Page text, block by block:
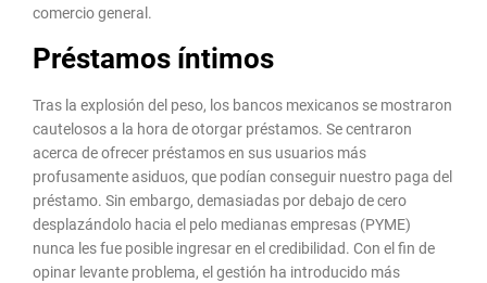
comercio general.
Préstamos íntimos
Tras la explosión del peso, los bancos mexicanos se mostraron
cautelosos a la hora de otorgar préstamos. Se centraron
acerca de ofrecer préstamos en sus usuarios más
profusamente asiduos, que podían conseguir nuestro paga del
préstamo. Sin embargo, demasiadas por debajo de cero
desplazándolo hacia el pelo medianas empresas (PYME)
nunca les fue posible ingresar en el credibilidad. Con el fin de
opinar levante problema, el gestión ha introducido más